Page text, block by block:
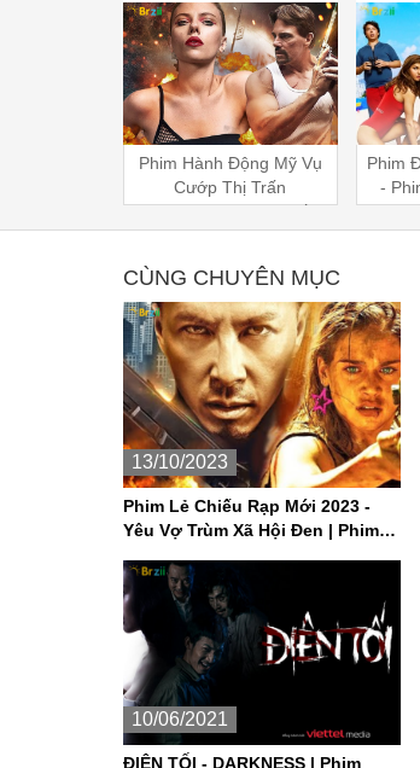
Phim Hành Động Mỹ Vụ
Cướp Thị Trấn
PINEVILLE có Thuyết
Minh
Phim
-
CÙNG CHUYÊN MỤC
13/10/2023
Phim Lẻ Chiếu Rạp Mới 2023 -
Yêu Vợ Trùm Xã Hội Đen | Phim
Nhất
10/06/2021
ĐIÊN TỐI - DARKNESS | Phim